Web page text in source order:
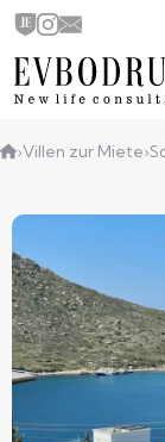
›Villen zur Miete›